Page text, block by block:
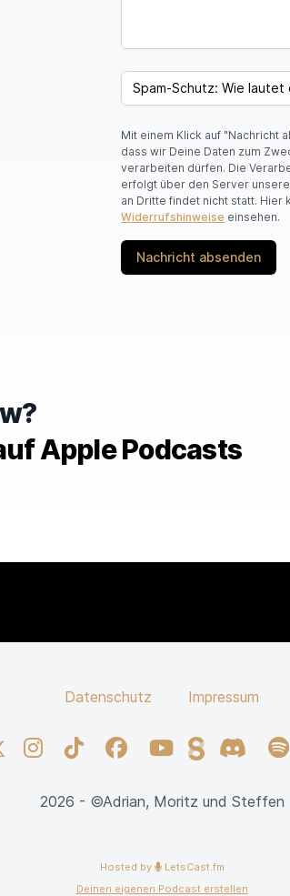
F
O
A
R
E
A
H
U
M
N
S
SPAM CAPTCHA
Mit einem Klick auf "Nachricht
dass wir Deine Daten zum
verarbeiten dürfen. Die
erfolgt über den Server
an Dritte findet nicht statt. Hier
Widerrufshinweise einsehen.
Nachricht absenden
Apple Podcasts
Datenschutz Impressum
InstagramTikTokFacebookYouTubeSteadyDiscord
2026 - ©Adrian, Moritz und Steffen
Hosted by
LetsCast.fm
Deinen eigenen Podcast erstellen